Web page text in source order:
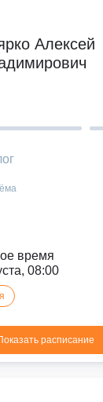
Алексей
время
08:00
расписание